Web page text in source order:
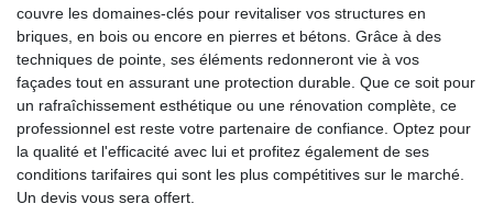
couvre les domaines-clés pour revitaliser vos structures en
briques, en bois ou encore en pierres et bétons. Grâce à des
techniques de pointe, ses éléments redonneront vie à vos
façades tout en assurant une protection durable. Que ce soit pour
un rafraîchissement esthétique ou une rénovation complète, ce
professionnel est reste votre partenaire de confiance. Optez pour
la qualité et l'efficacité avec lui et profitez également de ses
conditions tarifaires qui sont les plus compétitives sur le marché.
Un devis vous sera offert.